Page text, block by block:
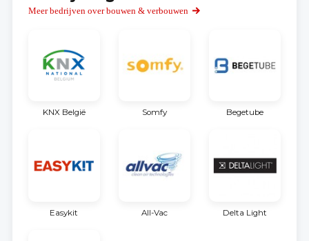
Meer bedrijven over bouwen & verbouwen
KNX België Somfy Begetube
Easykit All-Vac Delta Light